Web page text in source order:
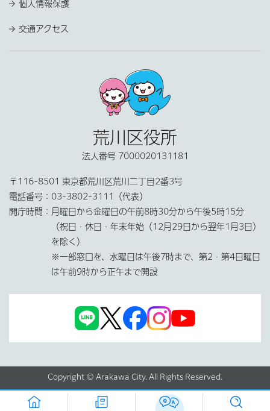
個人情報保護
交通アクセス
荒川区役所
法人番号 7000020131181
〒116-8501 東京都荒川区荒川二丁目2番3号
電話番号： 03-3802-3111（代表）
開庁時間： 月曜日から金曜日の午前8時30分から午後5時15分
（祝日・休日・年末年始（12月29日から翌年1月3日）
を除く）
※一部窓口を、水曜日は午後7時まで、第2・第4日曜日
は午前9時から正午まで開設
Copyright © Arakawa City. All Rights Reserved.